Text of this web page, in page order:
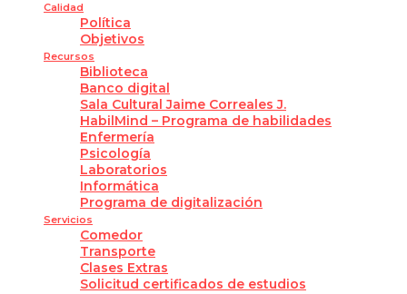
Calidad
Política
Objetivos
Recursos
Biblioteca
Banco digital
Sala Cultural Jaime Correales J.
HabilMind – Programa de habilidades
Enfermería
Psicología
Laboratorios
Informática
Programa de digitalización
Servicios
Comedor
Transporte
Clases Extras
Solicitud certificados de estudios